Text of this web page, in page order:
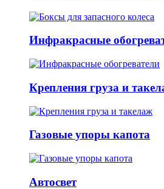
Инфракрасные
Крепления груза и
Газовые упоры капота
Автосвет